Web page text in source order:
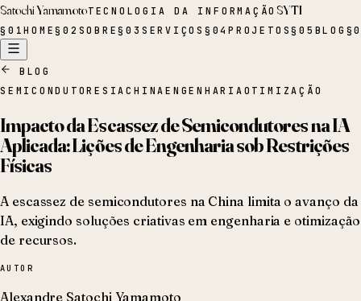
Satochi YamamotoTECNOLOGIA DA INFORMAÇÃOSYTI
§ 01HOME§02 SOBRE§03 SERVIÇOS § 04PROJETOS§05 BLOG §
BLOG
SEMICONDUTORES IACHINAENGENHARIA OTIMIZAÇÃO
Impacto da Escassez de Semicondutores na IA
Aplicada: Lições de Engenharia sob Restrições
Físicas
A escassez de semicondutores na China limita o avanço da
IA, exigindo soluções criativas em engenharia e otimização
de recursos.
AUTOR
Alexandre Satochi Yamamoto